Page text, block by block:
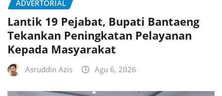
ADVERTORIAL
Lantik 19 Pejabat, Bupati Bantaeng
Tekankan Peningkatan Pelayanan
Kepada Masyarakat
Asruddin Azis Agu 6, 2026